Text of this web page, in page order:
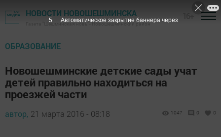
НОВОСТИ НОВОШЕШМИНСКА
Газета "Шешминская новь" - Новошешминский район
ОБРАЗОВАНИЕ
Новошешминские детские сады учат
детей правильно находиться на
проезжей части
автор, 21 марта 2016 - 08:18 1047 0 0
4 Автоматическое закрытие баннера через